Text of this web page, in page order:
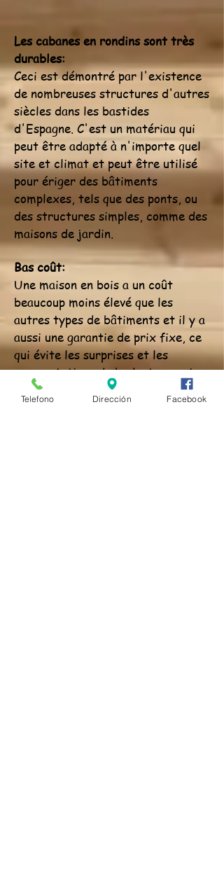
Les cabanes en rondins sont très
durables:
Ceci est démontré par l'existence
de nombreuses structures d'autres
siècles dans les bastides
d'Espagne. C'est un matériau qui
peut être adapté à n'importe quel
site et climat et peut être utilisé
pour ériger des bâtiments
complexes, tels que des ponts, ou
des structures simples, comme des
maisons de jardin.
Bas coût:
Une maison en bois a un coût
beaucoup moins élevé que les
autres types de bâtiments et il y a
aussi une garantie de prix fixe, ce
qui évite les surprises et les
augmentations de budget, ce qui
est particulièrement intéressant
en cette période de crise
Telefono Dirección Facebook